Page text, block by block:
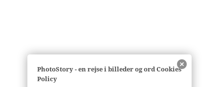
PhotoStory - en rejse i billeder og ord Cookies
Policy